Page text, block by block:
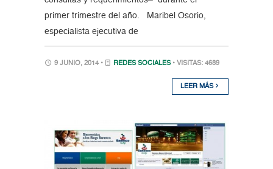
primer trimestre del año. Maribel Osorio,
especialista ejecutiva de
9 JUNIO, 2014 • REDES SOCIALES • VISITAS: 4689
LEER MÁS